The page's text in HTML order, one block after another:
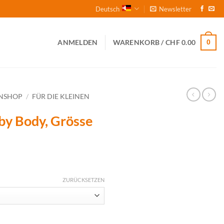
Deutsch Newsletter
ANMELDEN WARENKORB /CHF0.00 0
/ FÜR DIE KLEINEN
Body, Grösse
ZURÜCKSETZEN